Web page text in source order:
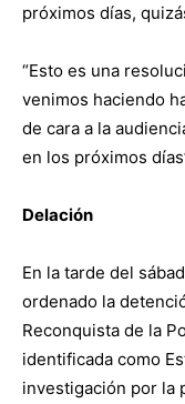
próximos días,
“Esto es una
venimos haciendo
de cara a la
en los próximos
Delación
En la tarde del
ordenado la
Reconquista de la
identificada como
investigación por la